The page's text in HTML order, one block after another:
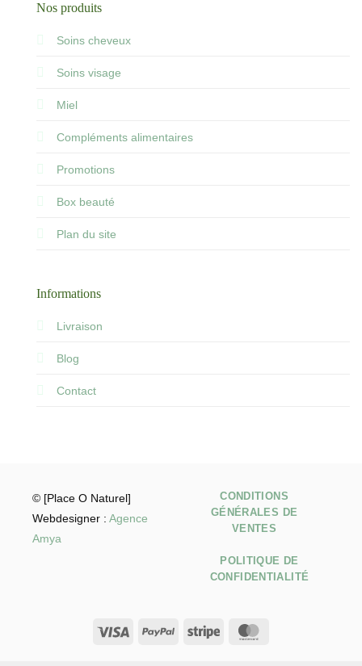
Nos produits
Soins cheveux
Soins visage
Miel
Compléments alimentaires
Promotions
Box beauté
Plan du site
Informations
Livraison
Blog
Contact
© [Place O Naturel]
Webdesigner : Agence
Amya
CONDITIONS
GÉNÉRALES DE
VENTES
POLITIQUE DE
CONFIDENTIALITÉ